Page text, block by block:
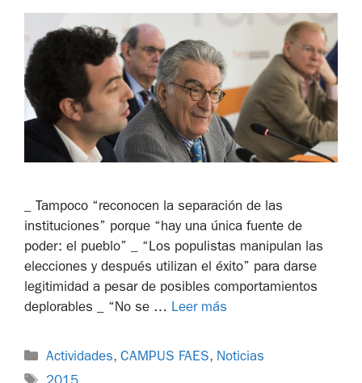
_ Tampoco “reconocen la separación de las
instituciones” porque “hay una única fuente de
poder: el pueblo” _ “Los populistas manipulan las
elecciones y después utilizan el éxito” para darse
legitimidad a pesar de posibles comportamientos
deplorables _ “No se … Leer más
Actividades,CAMPUS FAES, Noticias